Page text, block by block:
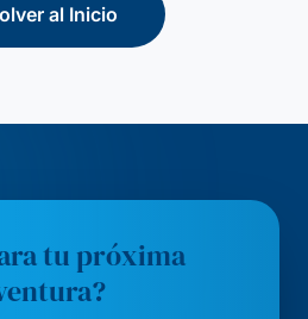
al Inicio
tu próxima